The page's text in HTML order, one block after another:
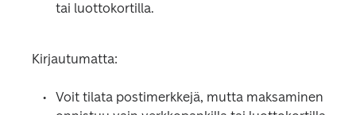
tai luottokortilla.
Kirjautumatta:
Voit tilata postimerkkejä, mutta maksaminen